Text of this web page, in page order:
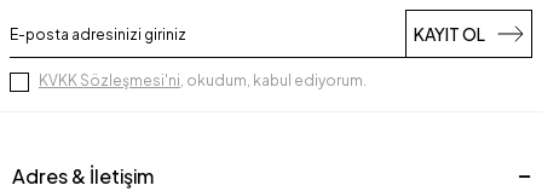
KAYIT OL
KVKK Sözleşmesi'ni, okudum, kabul ediyorum.
Adres & İletişim